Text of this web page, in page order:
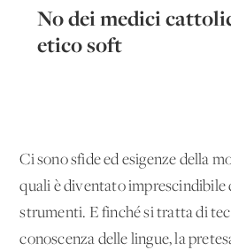
No dei medici
etico soft
Ci sono sfide ed esigenze della
quali è diventato imprescindibile
strumenti. E finché si tratta di
conoscenza delle lingue, la